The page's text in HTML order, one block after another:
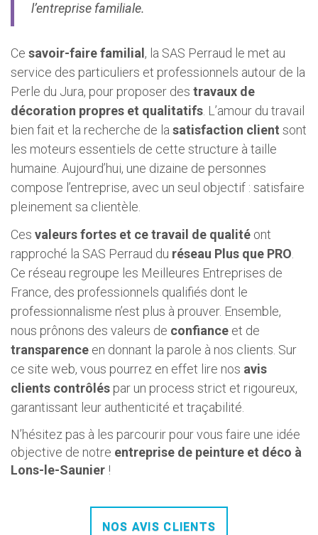
l’entreprise familiale.
Ce savoir-faire familial , la SAS Perraud le met au
service des particuliers et professionnels autour de la
Perle du Jura, pour proposer des travaux de
décoration propres et qualitatifs. L’amour du travail
bien fait et la recherche de la satisfaction client sont
les moteurs essentiels de cette structure à taille
humaine. Aujourd’hui, une dizaine de personnes
compose l’entreprise, avec un seul objectif : satisfaire
pleinement sa clientèle.
Ces valeurs fortes et ce travail de qualité ont
rapproché la SAS Perraud du réseau Plus que PRO.
Ce réseau regroupe les Meilleures Entreprises de
France, des professionnels qualifiés dont le
professionnalisme n’est plus à prouver. Ensemble,
nous prônons des valeurs de confiance et de
transparence en donnant la parole à nos clients. Sur
ce site web, vous pourrez en effet lire nos avis
clients contrôlés par un process strict et rigoureux,
garantissant leur authenticité et traçabilité.
N’hésitez pas à les parcourir pour vous faire une idée
objective de notre entreprise de peinture et déco à
Lons-le-Saunier !
NOS AVIS CLIENTS